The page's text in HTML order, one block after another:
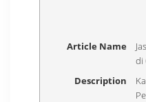
Article Name
di
Description